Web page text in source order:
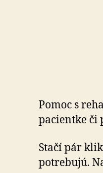
Pomoc s
pacientke či
Stačí pár
potrebujú.